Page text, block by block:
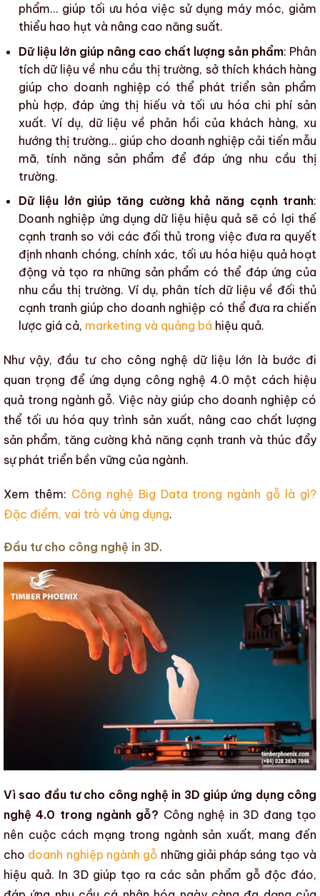
phẩm… giúp tối ưu hóa việc sử dụng máy móc, giảm
thiểu hao hụt và nâng cao năng suất.
Dữ liệu lớn giúp nâng cao chất lượng sản phẩm: Phân
tích dữ liệu về nhu cầu thị trường, sở thích khách hàng
giúp cho doanh nghiệp có thể phát triển sản phẩm
phù hợp, đáp ứng thị hiếu và tối ưu hóa chi phí sản
xuất. Ví dụ, dữ liệu về phản hồi của khách hàng, xu
hướng thị trường… giúp cho doanh nghiệp cải tiến mẫu
mã, tính năng sản phẩm để đáp ứng nhu cầu thị
trường.
Dữ liệu lớn giúp tăng cường khả năng cạnh tranh:
Doanh nghiệp ứng dụng dữ liệu hiệu quả sẽ có lợi thế
cạnh tranh so với các đối thủ trong việc đưa ra quyết
định nhanh chóng, chính xác, tối ưu hóa hiệu quả hoạt
động và tạo ra những sản phẩm có thể đáp ứng của
nhu cầu thị trường. Ví dụ, phân tích dữ liệu về đối thủ
cạnh tranh giúp cho doanh nghiệp có thể đưa ra chiến
lược giá cả, marketing và quảng bá hiệu quả.
Như vậy, đầu tư cho công nghệ dữ liệu lớn là bước đi
quan trọng để ứng dụng công nghệ 4.0 một cách hiệu
quả trong ngành gỗ. Việc này giúp cho doanh nghiệp có
thể tối ưu hóa quy trình sản xuất, nâng cao chất lượng
sản phẩm, tăng cường khả năng cạnh tranh và thúc đẩy
sự phát triển bền vững của ngành.
Xem thêm: Công nghệ Big Data trong ngành gỗ là gì?
Đặc điểm, vai trò và ứng dụng.
Đầu tư cho công nghệ in 3D.
Vì sao đầu tư cho công nghệ in 3D giúp ứng dụng công
nghệ 4.0 trong ngành gỗ? Công nghệ in 3D đang tạo
nên cuộc cách mạng trong ngành sản xuất, mang đến
cho doanh nghiệp ngành gỗ những giải pháp sáng tạo và
hiệu quả. In 3D giúp tạo ra các sản phẩm gỗ độc đáo,